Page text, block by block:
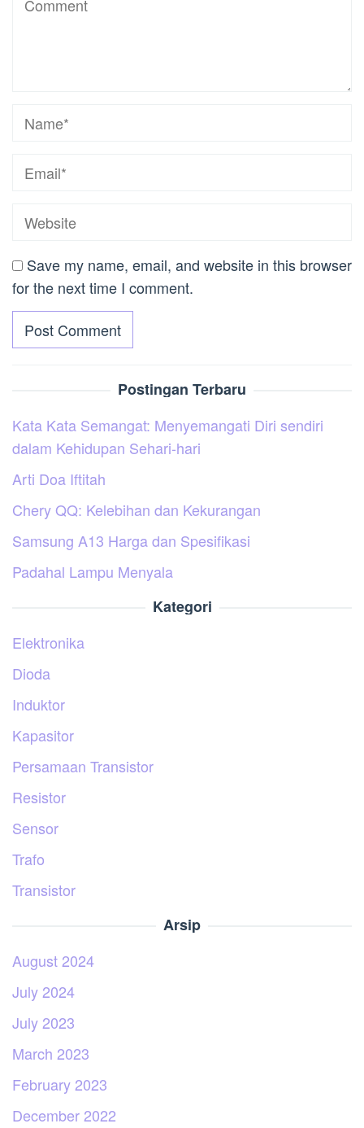
Save my name, email, and website in this browser
for the next time I comment.
Postingan Terbaru
Kata Kata Semangat: Menyemangati Diri sendiri
dalam Kehidupan Sehari-hari
Arti Doa Iftitah
Chery QQ: Kelebihan dan Kekurangan
Samsung A13 Harga dan Spesifikasi
Padahal Lampu Menyala
Kategori
Elektronika
Dioda
Induktor
Kapasitor
Persamaan Transistor
Resistor
Sensor
Trafo
Transistor
Arsip
August 2024
July 2024
July 2023
March 2023
February 2023
December 2022